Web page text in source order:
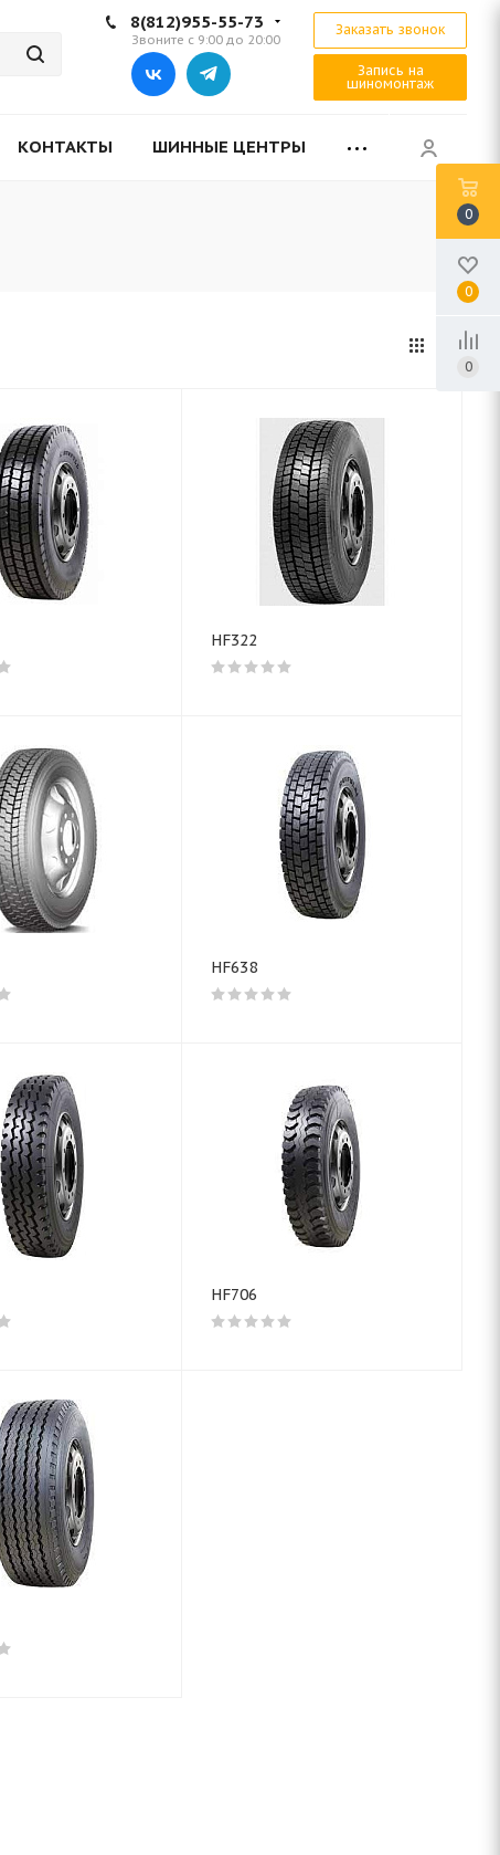
8(812)955-55-73
Звоните с 9:00 до 20:00
Заказать звонок
Запись на
шиномонтаж
КОНТАКТЫ ШИННЫЕ ЦЕНТРЫ
HF322
HF638
HF706
0
0
0